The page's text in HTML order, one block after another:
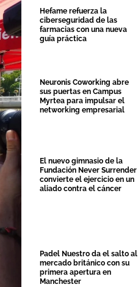
Hefame refuerza la
ciberseguridad de las
farmacias con una nueva
guía práctica
Neuronis Coworking abre
sus puertas en Campus
Myrtea para impulsar el
networking empresarial
El nuevo gimnasio de la
Fundación Never Surrender
convierte el ejercicio en un
aliado contra el cáncer
Padel Nuestro da el salto al
mercado británico con su
primera apertura en
Manchester